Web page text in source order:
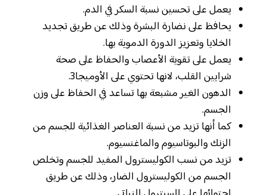
يعمل على تحسين نسبة السكر في الدم.
يحافظ على نضارة البشرة وذلك عن طريق تجديد
الخلايا وتعزيز الدورة الدموية بها.
يعمل على تقوية الأعصاب والحفاظ على صحة
شرايين القلب، لانها تحتوي على الأوميجا3.
الدهون الغير مشبعة بها تساعد في الحفاظ على وزن
الجسم.
كما أنها تزيد من نسبة العناصر الغذائية للجسم من
الزنك والبوتاسيوم والماغنسيوم.
تزيد من نسب الكوليسترول المفيد للجسم وتخلص
الجسم من الكوليسترول الضار، وذلك عن طريق